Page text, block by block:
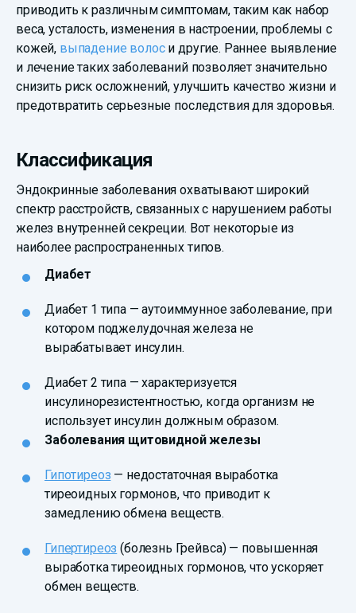
приводить к различным симптомам, таким как набор
веса, усталость, изменения в настроении, проблемы с
кожей, выпадение волоси другие. Раннее выявление
и лечение таких заболеваний позволяет значительно
снизить риск осложнений, улучшить качество жизни и
предотвратить серьезные последствия для здоровья.
Классификация
Эндокринные заболевания охватывают широкий
спектр расстройств, связанных с нарушением работы
желез внутренней секреции. Вот некоторые из
наиболее распространенных типов.
Диабет
Диабет 1 типа — аутоиммунное заболевание, при
котором поджелудочная железа не
вырабатывает инсулин.
Диабет 2 типа — характеризуется
инсулинорезистентностью, когда организм не
использует инсулин должным образом.
Заболевания щитовидной железы
Гипотиреоз — недостаточная выработка
тиреоидных гормонов, что приводит к
замедлению обмена веществ.
Гипертиреоз (болезнь Грейвса) — повышенная
выработка тиреоидных гормонов, что ускоряет
обмен веществ.